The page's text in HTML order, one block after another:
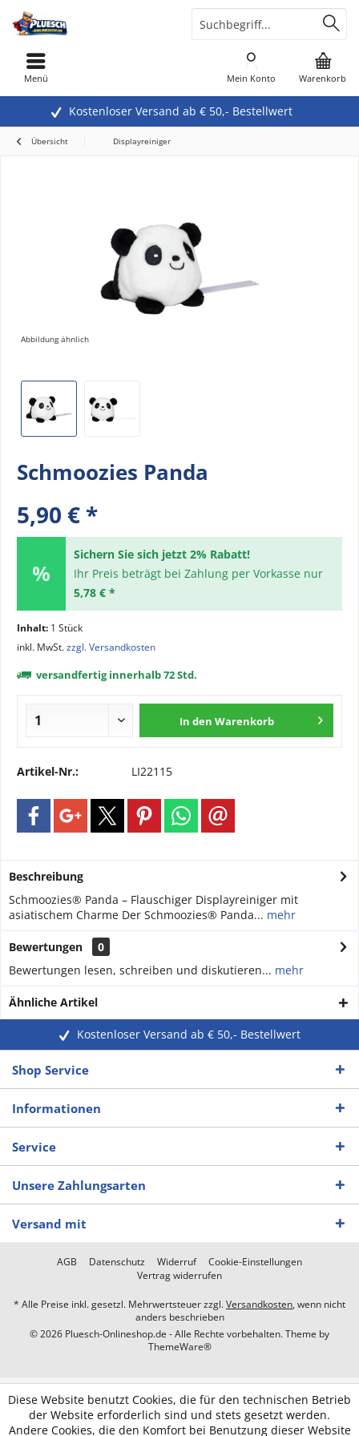
Kostenloser Versand ab € 50,- Bestellwert
Warenkorb
Mein Konto
Menü
Übersicht Displayreiniger
Abbildung ähnlich
Schmoozies Panda
5,90 € *
Sichern Sie sich jetzt 2% Rabatt!
Ihr Preis beträgt bei Zahlung per Vorkasse nur
5,78 € *
Inhalt: 1 Stück
inkl. MwSt.zzgl. Versandkosten
versandfertig innerhalb 72 Std.
In den Warenkorb
Artikel-Nr.: LI22115
Beschreibung
Schmoozies® Panda – Flauschiger Displayreiniger mit
asiatischem Charme Der Schmoozies® Panda... mehr
Bewertungen
0
Bewertungen lesen, schreiben und diskutieren... mehr
Ähnliche Artikel
Kostenloser Versand ab € 50,- Bestellwert
Shop Service
Informationen
Service
Unsere Zahlungsarten
Versand mit
AGB Datenschutz Widerruf
Cookie-Einstellungen
Vertrag widerrufen
* Alle Preise inkl. gesetzl. Mehrwertsteuer zzgl.Versandkosten, wenn nicht
anders beschrieben
© 2026 Pluesch-Onlineshop.de - Alle Rechte vorbehalten. Theme by
ThemeWare®
Diese Website benutzt Cookies, die für den technischen Betrieb
der Website erforderlich sind und stets gesetzt werden.
Andere Cookies, die den Komfort bei Benutzung dieser Website